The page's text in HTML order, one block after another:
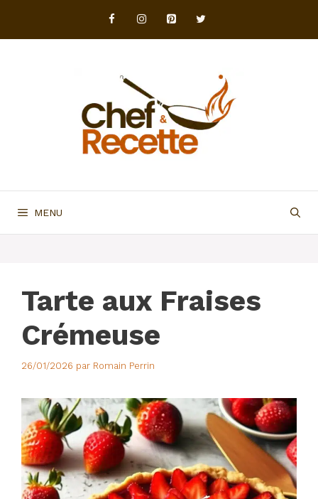
contenu
MENU
Tarte aux Fraises
Crémeuse
26/01/2026 par Romain Perrin